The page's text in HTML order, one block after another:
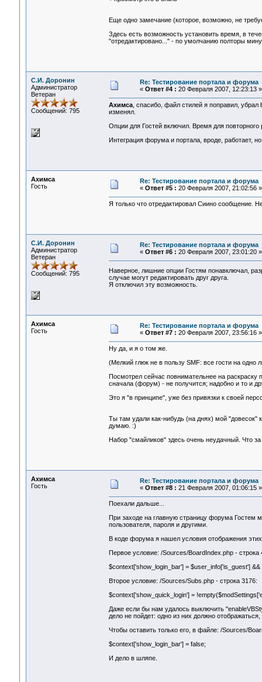
Еще одно замечание (которое, возможно, не
Здесь есть возможность установить время, в
"отредактировано..." - по умолчанию полторы
С.И. Доронин
Администратор
Ветеран
Сообщений: 795
Re: Тестирование портала и форума
« Ответ #4 : 20 Февраля 2007, 12:23:13 »
Ахимса, спасибо, файл стилей я поправил,
изменял.
Опции для Гостей включил. Время для повторного
Интеграция форума и портала, вроде, работает,
Ахимса
Гость
Re: Тестирование портала и форума
« Ответ #5 : 20 Февраля 2007, 21:02:56 »
Я только что отредактировал Сиино сообщение.
С.И. Доронин
Администратор
Ветеран
Сообщений: 795
Re: Тестирование портала и форума
« Ответ #6 : 20 Февраля 2007, 23:01:20 »
Наверное, лишние опции Гостям понавключал,
случае могут редактировать друг друга.
Я отключил эту возможность.
Ахимса
Гость
Re: Тестирование портала и форума
« Ответ #7 : 20 Февраля 2007, 23:56:16 »
Ну да, и я о том же.
(Мелкий глюк не в пользу SMF: все гости на
Посмотрел сейчас повнимательнее на
сначала (форум) - не получится; надобно и то и
Это я "в принципе", уже без привязки к своей
Ты там удали как-нибудь (на днях) мой "довесок"
думаю. :)
Набор "смайликов" здесь очень неудачный. Что
Ахимса
Гость
Re: Тестирование портала и форума
« Ответ #8 : 21 Февраля 2007, 01:06:15 »
Поехали дальше...
При заходе на главную страницу форума
пользователя, пароля и другими.
В коде форума я нашел условия отображения
Первое условие: /Sources/BoardIndex.php - строка
$context['show_login_bar'] = $user_info['is_guest']
Второе условие: /Sources/Subs.php - строка 3176:
$context['show_quick_login'] =
Даже если бы нам удалось выключить
дело не пойдет: одно из них должно
Чтобы оставить только его, в файле: /Sources/
$context['show_login_bar'] = false;
И дело в шляпе.